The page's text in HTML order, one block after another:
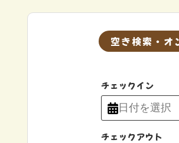
空き検索・オ
チェックイン
チェックアウト